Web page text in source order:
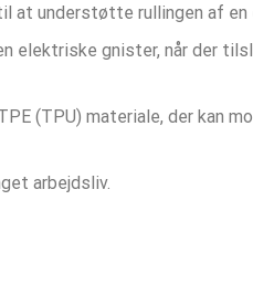
understøtte rullingen af en
elektriske gnister, når der
(TPU) materiale, der kan
arbejdsliv.